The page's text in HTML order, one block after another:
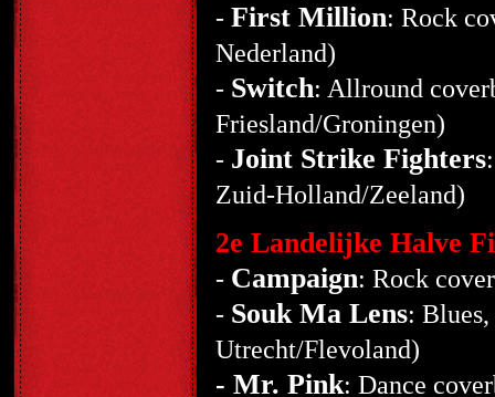
- First Million: Rock
Nederland)
- Switch: Allround
Friesland/Groningen)
- Joint Strike Fighters
Zuid-Holland/Zeeland)
2e Landelijke Halve
- Campaign: Rock
- Souk Ma Lens:
Utrecht/Flevoland)
- Mr. Pink: Dance